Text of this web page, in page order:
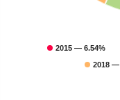
2015 — 6.54%
2018 —